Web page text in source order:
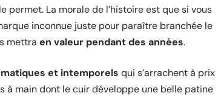
permet. La morale de l’histoire est que si vous
inconnue juste pour paraître branchée le
mettra en valeur pendant des années.
et intemporels qui s’arrachent à prix
à main dont le cuir développe une belle patine